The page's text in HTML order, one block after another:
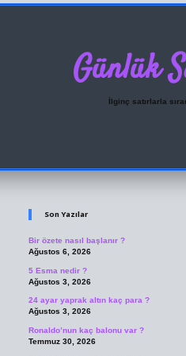
Günlük
İlginç satırlarla
Sidebar
Son Yazılar
Bir özete nasıl başlanır ?
Ağustos 6, 2026
5 Esma nedir ?
Ağustos 3, 2026
24 ayar yaprak altın kaç para ?
Ağustos 3, 2026
Ronaldo’nun kaç balonu var ?
Temmuz 30, 2026